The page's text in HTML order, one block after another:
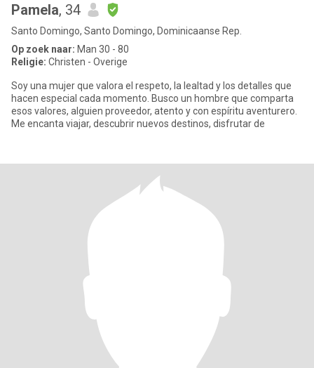
Pamela, 34
Santo Domingo, Santo Domingo, Dominicaanse Rep.
Op zoek naar: Man 30 - 80
Religie: Christen - Overige
Soy una mujer que valora el respeto, la lealtad y los detalles que
hacen especial cada momento. Busco un hombre que comparta
esos valores, alguien proveedor, atento y con espíritu aventurero.
Me encanta viajar, descubrir nuevos destinos, disfrutar de